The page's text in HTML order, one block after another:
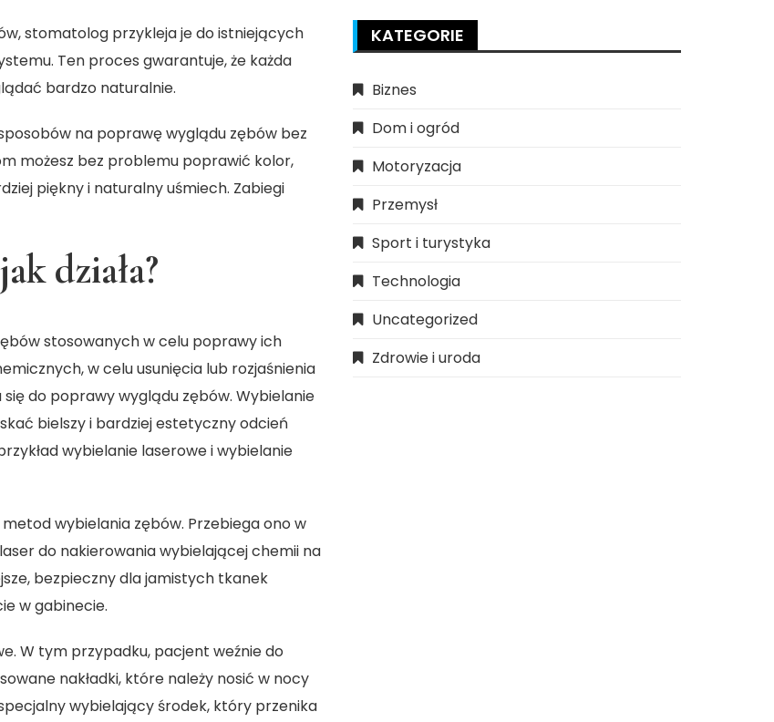
stomatolog przykleja je do istniejących
Ten proces gwarantuje, że każda
bardzo naturalnie.
na poprawę wyglądu zębów bez
możesz bez problemu poprawić kolor,
piękny i naturalny uśmiech. Zabiegi
działa?
stosowanych w celu poprawy ich
w celu usunięcia lub rozjaśnienia
do poprawy wyglądu zębów. Wybielanie
bielszy i bardziej estetyczny odcień
wybielanie laserowe i wybielanie
wybielania zębów. Przebiega ono w
do nakierowania wybielającej chemii na
bezpieczny dla jamistych tkanek
w gabinecie.
W tym przypadku, pacjent weźnie do
nakładki, które należy nosić w nocy
wybielający środek, który przenika
KATEGORIE
Biznes
Dom i ogród
Motoryzacja
Przemysł
Sport i turystyka
Technologia
Uncategorized
Zdrowie i uroda